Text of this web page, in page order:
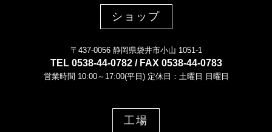
ショップ
〒437-0056 静岡県袋井市小山 1051-1
TEL 0538-44-0782 / FAX 0538-44-0783
営業時間 10:00～17:00(平日) 定休日：土曜日 日曜日
工場